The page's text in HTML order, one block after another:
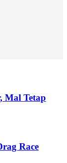
Mal Tetap
Race